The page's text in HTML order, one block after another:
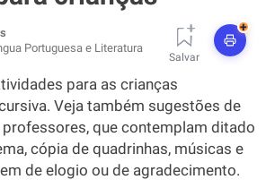
Portuguesa e Literatura
Salvar
+
para as crianças
Veja também sugestões de
que contemplam ditado
cópia de quadrinhas, músicas e
de elogio ou de agradecimento.